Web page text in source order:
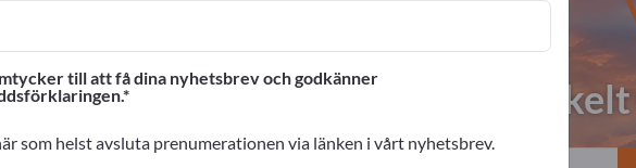
hela världen – målinriktat,
till att få dina nyhetsbrev och godkänner
som helst avsluta prenumerationen via länken i vårt nyhetsbrev.